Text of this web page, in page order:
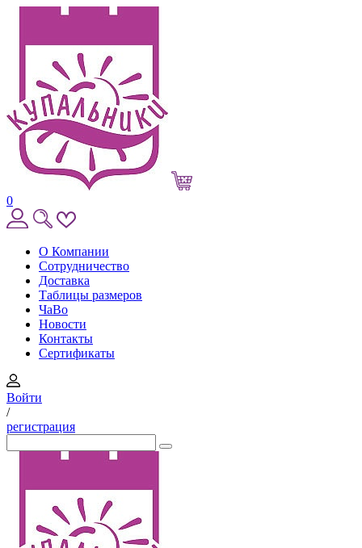
0
О Компании
Сотрудничество
Доставка
Таблицы размеров
ЧаВо
Новости
Контакты
Сертификаты
Войти
/
регистрация